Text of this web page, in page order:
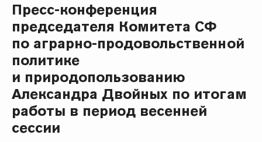
Пресс-конференция
председателя Комитета СФ
по аграрно-продовольственной
политике
и природопользованию
Александра Двойных по итогам
работы в период весенней
сессии